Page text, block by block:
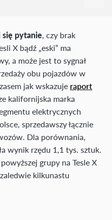
się pytanie, czy brak
X bądź „eski” ma
a może jest to sygnał
obu pojazdów w
jak wskazuje raport
kalifornijska marka
elektrycznych
sprzedawszy łącznie
Dla porównania,
wynik rzędu 1,1 tys. sztuk.
powyższej grupy na Tesle X
kilkunastu